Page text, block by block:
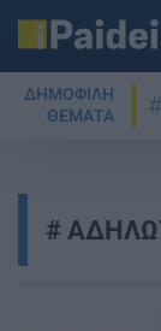
ΔΗΜΟΦΙΛΗ
ΘΕΜΑΤΑ